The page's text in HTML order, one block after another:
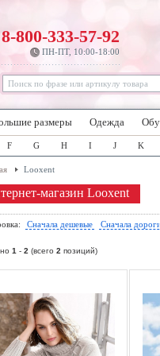
8-800-333-57-92
ПН-ПТ, 10:00-18:00
размеры Одежда
F G H I J K
Looxent
магазин Looxent
Сначала дешевые Сначала
1 - 2 (всего 2 позиций)